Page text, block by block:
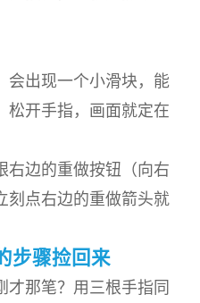
会出现一个小滑块，能
松开手指，画面就定在
右边的重做按钮（向右
刻点右边的重做箭头就
步骤捡回来
才那笔？用三根手指同